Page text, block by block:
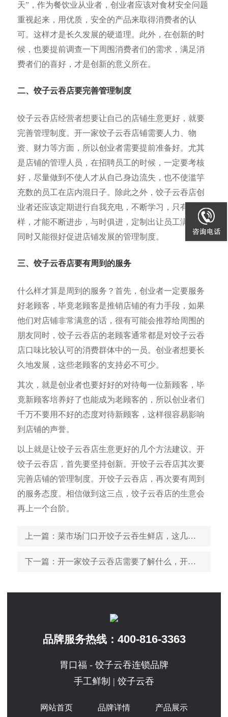
天”，作为餐饮业从业者，创业者应该对食材安全问题
重视起来，用优质，安全的产品来取得消费者的认
可。这样才是长久发展的硬道理。此外，在创新的时
候，也要提前调查一下周围消费者们的需求，满足消
费者们的喜好，才是创新的意义所在。
二、饺子云吞店要完善管理制度
饺子云吞店经营者想要让自己的店铺生意更好，就要
完善管理制度。开一家饺子云吞店铺需要人力、物
资、财力等方面，所以创业者需要提前准备好。尤其
是店铺的管理人员，在招聘员工的时候，一定要考核
好，尽量做到不使人才从自己身边流失，也不使滥竽
充数的员工在店内混日子。除此之外，饺子云吞店创
业者还应该定期进行自我充电，不断学习，只有这
样，才能不断进步，与时俱进，定制出让员工满意，
同时又能很好促进店铺发展的管理制度。
三、饺子云吞店要有周到的服务
什么样才算是周到的服务？首先，创业者一定要服务
好老顾客，毕竟老顾客是推销店铺的有力手段，如果
他们对店铺非常满意的话，很有可能会推荐给周围的
朋友同时，饺子云吞店的老顾客通常都是对饺子云吞
店口味比较认可的消费群体中的一员。创业者想要长
久地发展，这些老顾客的支持必不可少。
其次，就是创业者也要好好的对待每一位新顾客，毕
竟新顾客培养好了也能成为老顾客的，所以创业者们
千万不要用不好的态度对待新顾客，这样很容易影响
到店铺的声誉。
以上就是让饺子云吞店生意更好的几个方法建议。开
饺子云吞店，首先要坚持创新。开饺子云吞店其次要
完善店铺的管理制度。开饺子云吞店，再次要有周到
的服务态度。相信做到这三点，饺子云吞店的生意会
再上一个台阶。
上一篇 ：菜市场门口开饺子云吞生鲜店，这几点必须做全
下一篇 ：开一家饺子云吞店需要了解什么，开店流程必看步骤
品牌服务热线： 400-816-3363
胃口福 - 饺子云吞连锁品牌
手工鲜制 | 饺子云吞
网站首页 品牌详情 产品展示